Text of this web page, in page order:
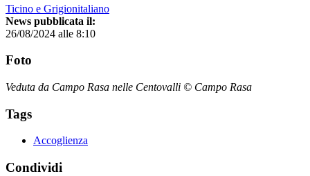
Ticino e Grigionitaliano
News pubblicata il:
26/08/2024 alle 8:10
Foto
Veduta da Campo Rasa nelle Centovalli © Campo Rasa
Tags
Accoglienza
Condividi